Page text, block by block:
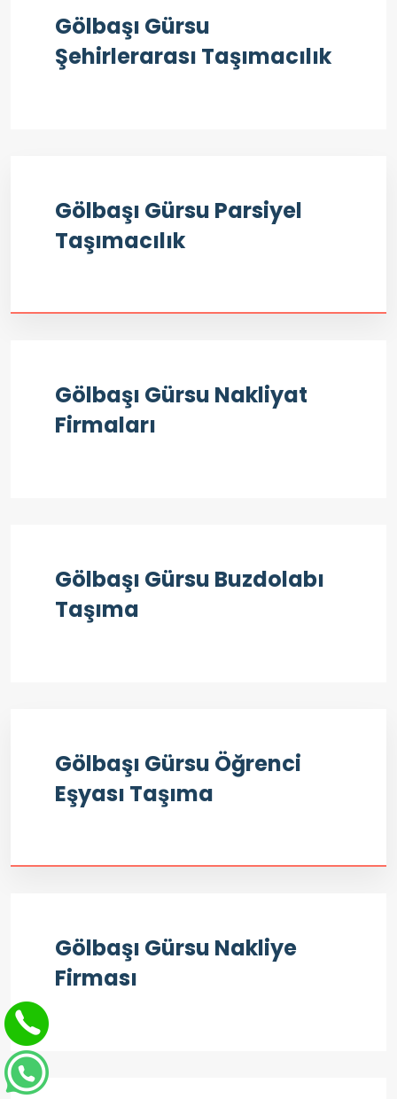
Gölbaşı Gürsu
Şehirlerarası Taşımacılık
Gölbaşı Gürsu Parsiyel
Taşımacılık
Gölbaşı Gürsu Nakliyat
Firmaları
Gölbaşı Gürsu Buzdolabı
Taşıma
Gölbaşı Gürsu Öğrenci
Eşyası Taşıma
Gölbaşı Gürsu Nakliye
Firması